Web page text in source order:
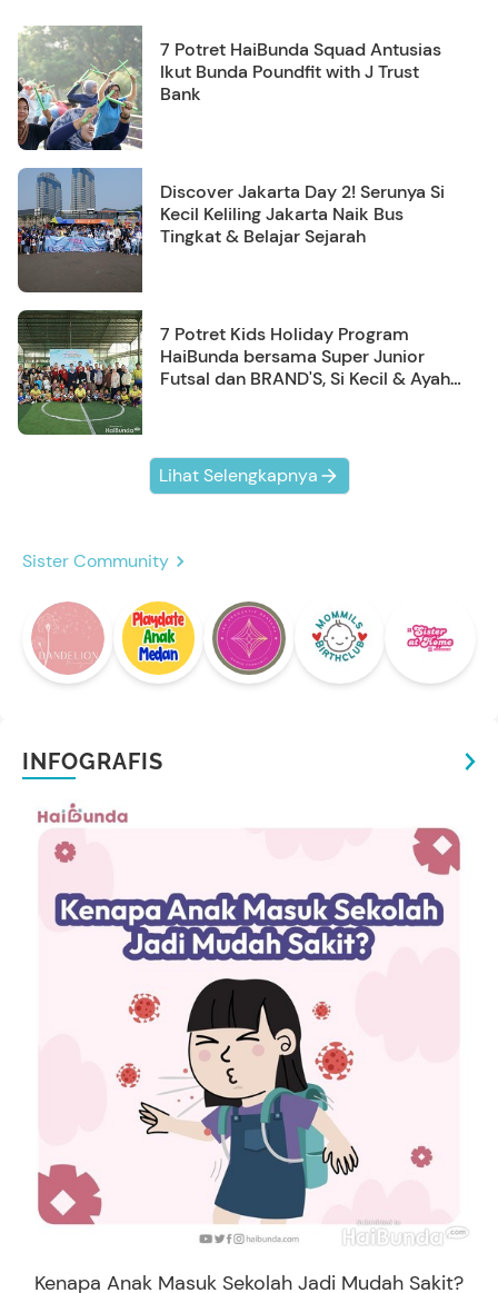
7 Potret HaiBunda Squad Antusias
Ikut Bunda Poundfit with J Trust
Bank
Discover Jakarta Day 2! Serunya Si
Kecil Keliling Jakarta Naik Bus
Tingkat & Belajar Sejarah
7 Potret Kids Holiday Program
HaiBunda bersama Super Junior
Futsal dan BRAND'S, Si Kecil & Ayah
Lihat Selengkapnya
Sister Community
INFOGRAFIS
Kenapa Anak Masuk Sekolah Jadi Mudah Sakit?